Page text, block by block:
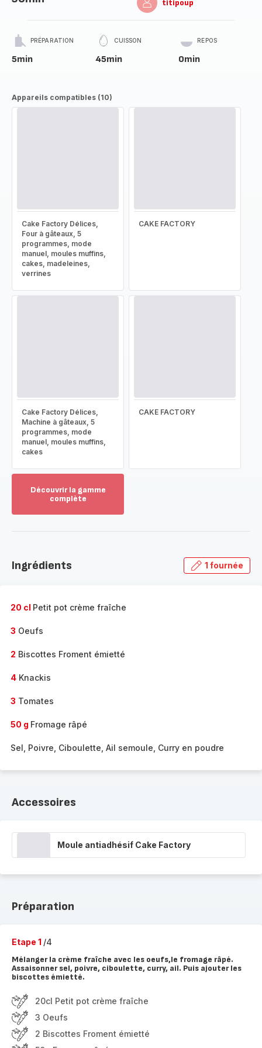
titipoup
PRÉPARATION
5min
CUISSON
45min
REPOS
0min
Appareils compatibles (10)
Cake Factory Délices,
Four à gâteaux, 5
programmes, mode
manuel, moules muffins,
cakes, madeleines,
verrines
CAKE FACTORY
Cake Factory Délices,
Machine à gâteaux, 5
programmes, mode
manuel, moules muffins,
cakes
CAKE FACTORY
Découvrir la gamme
complète
gamme
Ingrédients 1 fournée
20 cl Petit pot crème fraîche
3 Oeufs
2 Biscottes Froment émietté
4 Knackis
3 Tomates
50 g Fromage râpé
Sel, Poivre, Ciboulette, Ail semoule, Curry en poudre
Accessoires
Moule antiadhésif Cake Factory
Préparation
Etape 1 /4
Mélanger la crème fraîche avec les oeufs,le fromage râpé.
Assaisonner sel, poivre, ciboulette, curry, ail. Puis ajouter les
biscottes émietté.
20cl Petit pot crème fraîche
3 Oeufs
2 Biscottes Froment émietté